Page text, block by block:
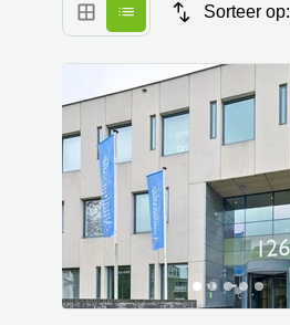
Sorteer op: